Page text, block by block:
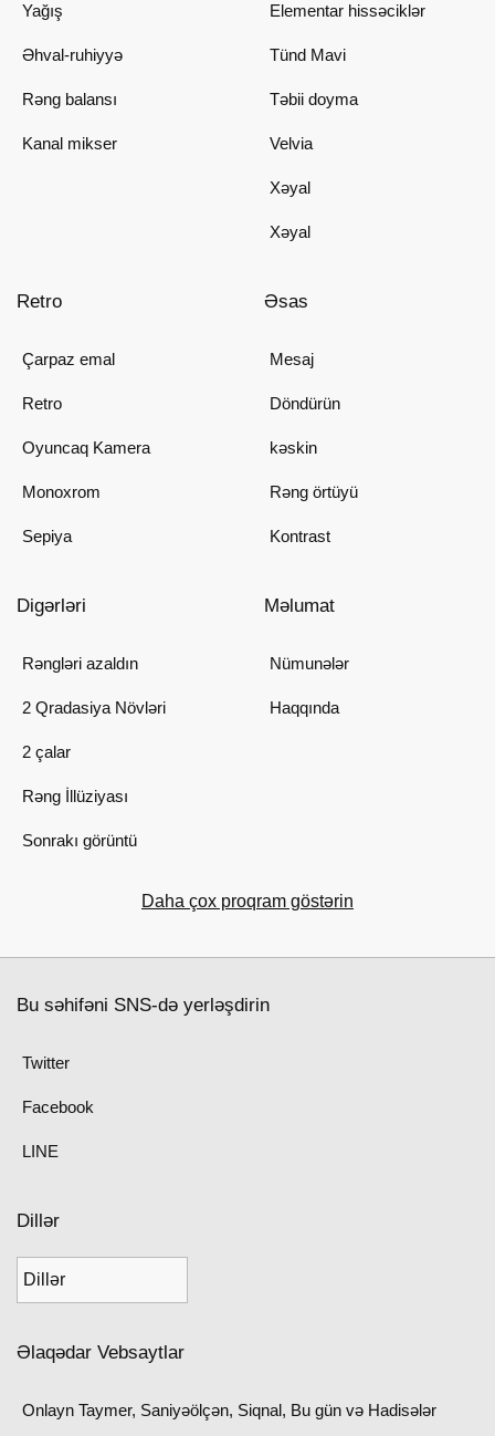
Yağış
Əhval-ruhiyyə
Rəng balansı
Kanal mikser
Elementar hissəciklər
Tünd Mavi
Təbii doyma
Velvia
Xəyal
Xəyal
Retro
Çarpaz emal
Retro
Oyuncaq Kamera
Monoxrom
Sepiya
Əsas
Mesaj
Döndürün
kəskin
Rəng örtüyü
Kontrast
Digərləri
Rəngləri azaldın
2 Qradasiya Növləri
2 çalar
Rəng İllüziyası
Sonrakı görüntü
Məlumat
Nümunələr
Haqqında
Daha çox proqram göstərin
Bu səhifəni SNS-də yerləşdirin
Twitter
Facebook
LINE
Dillər
Əlaqədar Vebsaytlar
Onlayn Taymer, Saniyəölçən, Siqnal, Bu gün və Hadisələr